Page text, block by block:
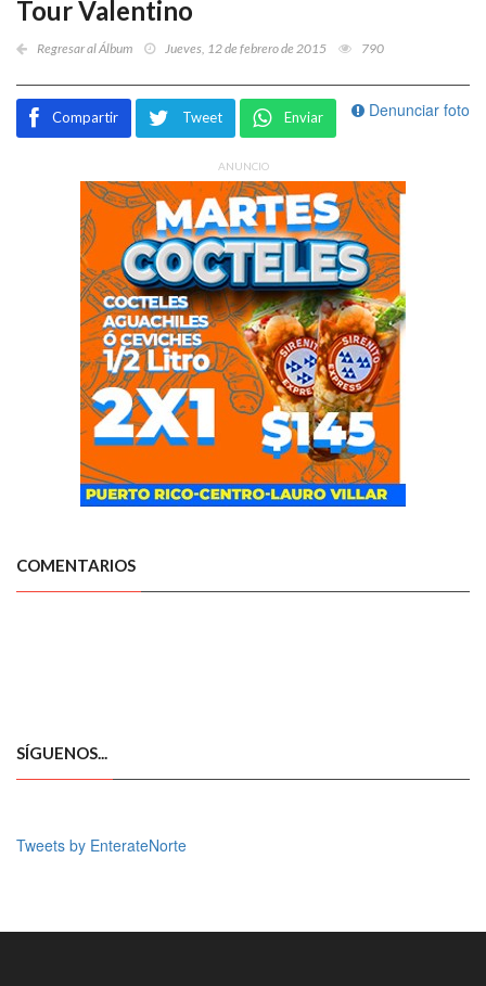
Tour Valentino
Regresar al Álbum Jueves, 12 de febrero de 2015 790
Denunciar foto
Compartir Tweet Enviar
ANUNCIO
COMENTARIOS
SÍGUENOS...
Tweets by EnterateNorte